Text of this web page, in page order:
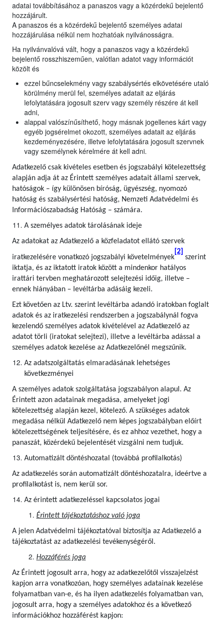
adatai továbbításához a panaszos vagy a közérdekű bejelentő
hozzájárult.
A panaszos és a közérdekű bejelentő személyes adatai
hozzájárulása nélkül nem hozhatóak nyilvánosságra.
Ha nyilvánvalóvá vált, hogy a panaszos vagy a közérdekű
bejelentő rosszhiszeműen, valótlan adatot vagy információt
közölt és
ezzel bűncselekmény vagy szabálysértés elkövetésére utaló
körülmény merül fel, személyes adatait az eljárás
lefolytatására jogosult szerv vagy személy részére át kell
adni,
alappal valószínűsíthető, hogy másnak jogellenes kárt vagy
egyéb jogsérelmet okozott, személyes adatait az eljárás
kezdeményezésére, illetve lefolytatására jogosult szervnek
vagy személynek kérelmére át kell adni.
Adatkezelő csak kivételes esetben és jogszabályi kötelezettség
alapján adja át az Érintett személyes adatait állami szervek,
hatóságok – így különösen bíróság, ügyészség, nyomozó
hatóság és szabálysértési hatóság, Nemzeti Adatvédelmi és
Információszabadság Hatóság – számára.
A személyes adatok tárolásának ideje
Az adatokat az Adatkezelő a közfeladatot ellátó szervek
iratkezelésére vonatkozó jogszabályi követelmények
[2]
szerint
iktatja, és az iktatott iratok között a mindenkor hatályos
irattári tervben meghatározott selejtezési időig, illetve –
ennek hiányában – levéltárba adásáig kezeli.
Ezt követően az Ltv. szerint levéltárba adandó iratokban foglalt
adatok és az iratkezelési rendszerben a jogszabálynál fogva
kezelendő személyes adatok kivételével az Adatkezelő az
adatot törli (iratokat selejtezi), illetve a levéltárba adással a
személyes adatok kezelése az Adatkezelőnél megszűnik.
Az adatszolgáltatás elmaradásának lehetséges
következményei
A személyes adatok szolgáltatása jogszabályon alapul. Az
Érintett azon adatainak megadása, amelyeket jogi
kötelezettség alapján kezel, kötelező. A szükséges adatok
megadása nélkül Adatkezelő nem képes jogszabályban előírt
kötelezettségének teljesítésére, és ez ahhoz vezethet, hogy a
panaszát, közérdekű bejelentését vizsgálni nem tudjuk.
Automatizált döntéshozatal (továbbá profilalkotás)
Az adatkezelés során automatizált döntéshozatalra, ideértve a
profilalkotást is, nem kerül sor.
Az érintett adatkezeléssel kapcsolatos jogai
Érintett tájékoztatáshoz való joga
A jelen Adatvédelmi tájékoztatóval biztosítja az Adatkezelő a
tájékoztatást az adatkezelési tevékenységéről.
Hozzáférés joga
Az Érintett jogosult arra, hogy az adatkezelőtől visszajelzést
kapjon arra vonatkozóan, hogy személyes adatainak kezelése
folyamatban van-e, és ha ilyen adatkezelés folyamatban van,
jogosult arra, hogy a személyes adatokhoz és a következő
információkhoz hozzáférést kapjon: